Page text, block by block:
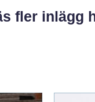
fler inlägg